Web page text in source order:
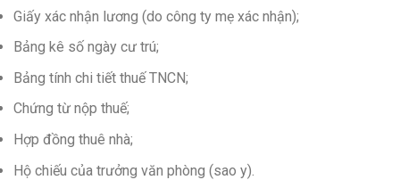
Giấy xác nhận lương (do công ty mẹ xác nhận);
Bảng kê số ngày cư trú;
Bảng tính chi tiết thuế TNCN;
Chứng từ nộp thuế;
Hợp đồng thuê nhà;
Hộ chiếu của trưởng văn phòng (sao y).